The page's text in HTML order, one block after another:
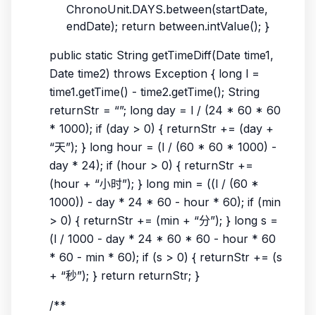
ChronoUnit.DAYS.between(startDate,
endDate); return between.intValue(); }
public static String getTimeDiff(Date time1,
Date time2) throws Exception { long l =
time1.getTime() - time2.getTime(); String
returnStr = “”; long day = l / (24 * 60 * 60
* 1000); if (day > 0) { returnStr += (day +
“天”); } long hour = (l / (60 * 60 * 1000) -
day * 24); if (hour > 0) { returnStr +=
(hour + “小时”); } long min = ((l / (60 *
1000)) - day * 24 * 60 - hour * 60); if (min
> 0) { returnStr += (min + “分”); } long s =
(l / 1000 - day * 24 * 60 * 60 - hour * 60
* 60 - min * 60); if (s > 0) { returnStr += (s
+ “秒”); } return returnStr; }
/**